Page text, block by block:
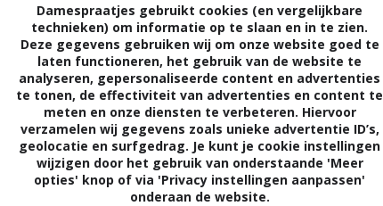
plaatselijke verdoving. Bij het
narcose gebracht. Hierdoor is de kans
de groter.
Damespraatjes gebruikt cookies (en vergelijkbare
technieken) om informatie op te slaan en in te zien.
Deze gegevens gebruiken wij om onze website goed te
laten functioneren, het gebruik van de website te
analyseren, gepersonaliseerde content en advertenties
te tonen, de effectiviteit van advertenties en content te
meten en onze diensten te verbeteren. Hiervoor
verzamelen wij gegevens zoals unieke advertentie ID’s,
geolocatie en surfgedrag. Je kunt je cookie instellingen
wijzigen door het gebruik van onderstaande 'Meer
opties' knop of via 'Privacy instellingen aanpassen'
onderaan de website.